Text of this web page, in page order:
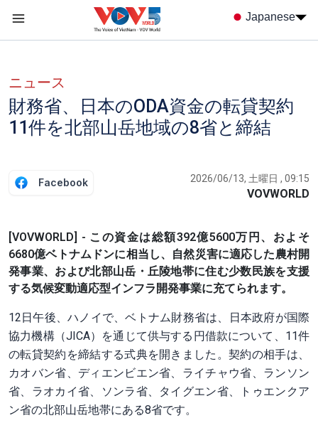
Japanese
ニュース
財務省、日本のODA資金の転貸契約
11件を北部山岳地域の8省と締結
Facebook 2026/06/13, 土曜日 , 09:15
VOVWORLD
[VOVWORLD] - この資金は総額392億5600万円、およそ
6680億ベトナムドンに相当し、自然災害に適応した農村開
発事業、および北部山岳・丘陵地帯に住む少数民族を支援
する気候変動適応型インフラ開発事業に充てられます。
12日午後、ハノイで、ベトナム財務省は、日本政府が国際
協力機構（JICA）を通じて供与する円借款について、11件
の転貸契約を締結する式典を開きました。契約の相手は、
カオバン省、ディエンビエン省、ライチャウ省、ランソン
省、ラオカイ省、ソンラ省、タイグエン省、トゥエンクア
ン省の北部山岳地帯にある8省です。